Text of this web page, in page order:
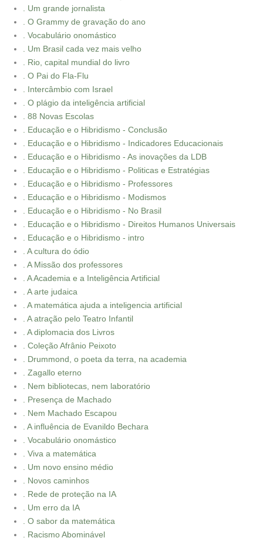
. Um grande jornalista
. O Grammy de gravação do ano
. Vocabulário onomástico
. Um Brasil cada vez mais velho
. Rio, capital mundial do livro
. O Pai do Fla-Flu
. Intercâmbio com Israel
. O plágio da inteligência artificial
. 88 Novas Escolas
. Educação e o Hibridismo - Conclusão
. Educação e o Hibridismo - Indicadores Educacionais
. Educação e o Hibridismo - As inovações da LDB
. Educação e o Hibridismo - Politicas e Estratégias
. Educação e o Hibridismo - Professores
. Educação e o Hibridismo - Modismos
. Educação e o Hibridismo - No Brasil
. Educação e o Hibridismo - Direitos Humanos Universais
. Educação e o Hibridismo - intro
. A cultura do ódio
. A Missão dos professores
. A Academia e a Inteligência Artificial
. A arte judaica
. A matemática ajuda a inteligencia artificial
. A atração pelo Teatro Infantil
. A diplomacia dos Livros
. Coleção Afrânio Peixoto
. Drummond, o poeta da terra, na academia
. Zagallo eterno
. Nem bibliotecas, nem laboratório
. Presença de Machado
. Nem Machado Escapou
. A influência de Evanildo Bechara
. Vocabulário onomástico
. Viva a matemática
. Um novo ensino médio
. Novos caminhos
. Rede de proteção na IA
. Um erro da IA
. O sabor da matemática
. Racismo Abominável